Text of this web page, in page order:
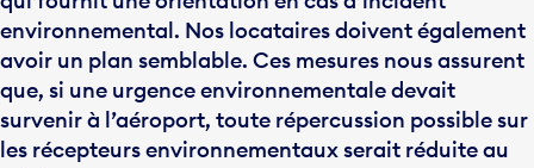
avoir un plan semblable. Ces mesures nous assurent
que, si une urgence environnementale devait
survenir à l’aéroport, toute répercussion possible sur
les récepteurs environnementaux serait réduite au
minimum.